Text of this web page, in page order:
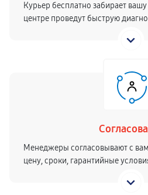
Курьер бесплатно забирает
центре проведут быструю
Менеджеры согласовывают с
цену, сроки, гарантийные